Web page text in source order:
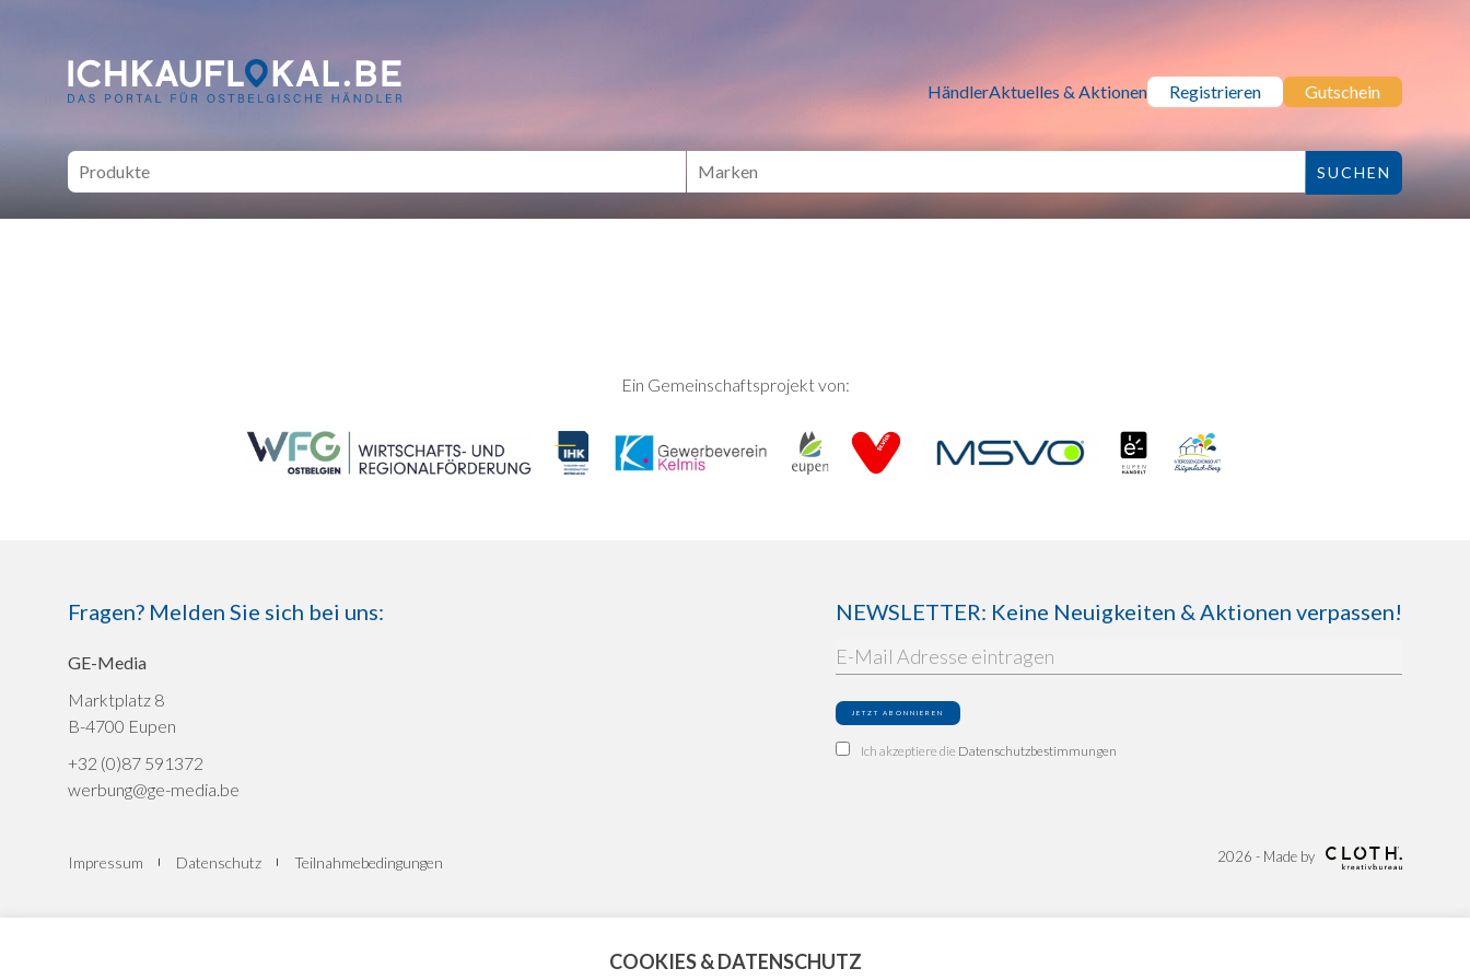
ich kauf lokal - Bei lokalen Händlern online Shoppen HändlerAktuelles & Aktionen Registrieren Gutschein
Ein Gemeinschaftsprojekt von:
Fragen? Melden Sie sich bei uns:
GE-Media
Marktplatz 8
B-4700 Eupen
+32 (0)87 591372
werbung@ge-media.be
NEWSLETTER: Keine Neuigkeiten & Aktionen verpassen!
Ich akzeptiere die Datenschutzbestimmungen
Impressum Datenschutz Teilnahmebedingungen 2026 - Made by
COOKIES & DATENSCHUTZ